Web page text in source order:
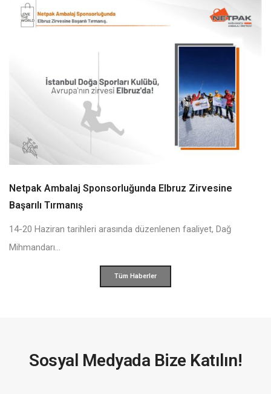
Netpak Ambalaj Sponsorluğunda Elbruz Zirvesine
Başarılı Tırmanış
14-20 Haziran tarihleri arasında düzenlenen faaliyet, Dağ
Mihmandarı...
Tüm Haberler
Sosyal Medyada Bize Katılın!